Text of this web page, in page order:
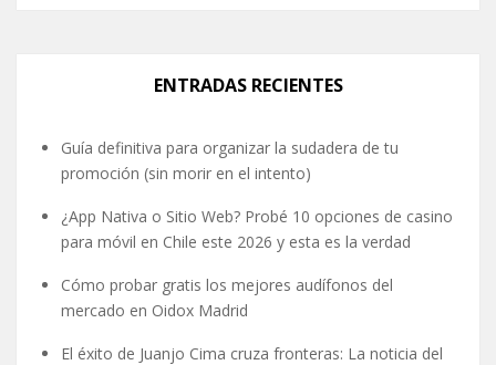
ENTRADAS RECIENTES
Guía definitiva para organizar la sudadera de tu
promoción (sin morir en el intento)
¿App Nativa o Sitio Web? Probé 10 opciones de casino
para móvil en Chile este 2026 y esta es la verdad
Cómo probar gratis los mejores audífonos del
mercado en Oidox Madrid
El éxito de Juanjo Cima cruza fronteras: La noticia del